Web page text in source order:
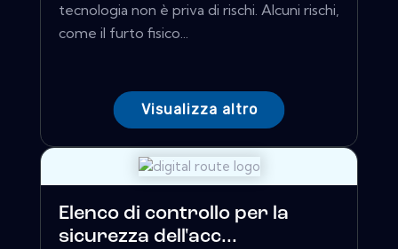
tecnologia non è priva di rischi. Alcuni rischi,
come il furto fisico...
Visualizza altro
Elenco di controllo per la
sicurezza dell'acc...